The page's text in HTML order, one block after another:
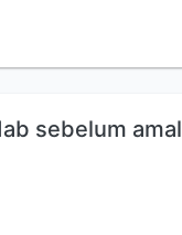
sebelum amal